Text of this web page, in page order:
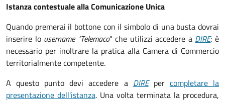
Istanza contestuale alla Comunicazione Unica
Quando premerai il bottone con il simbolo di una busta dovrai
inserire lo username "Telemaco" che utilizzi accedere a DIRE: è
necessario per inoltrare la pratica alla Camera di Commercio
territorialmente competente.
A questo punto devi accedere a DIREper completare la
presentazione dell'istanza. Una volta terminata la procedura,